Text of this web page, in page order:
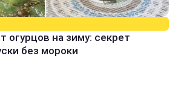
огурцов на зиму: секрет
без мороки